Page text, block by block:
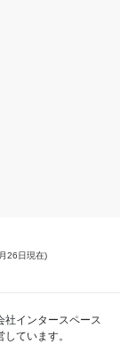
26日現在)
社インタースペース
ています。